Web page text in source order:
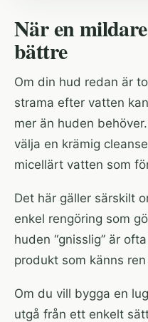
När en
bättre
Om din hud redan är
strama efter vatten
mer än huden
välja en krämig
micellärt vatten som
Det här gäller särskilt
enkel rengöring som
huden “gnisslig” är
produkt som känns
Om du vill bygga en
utgå från ett enkelt